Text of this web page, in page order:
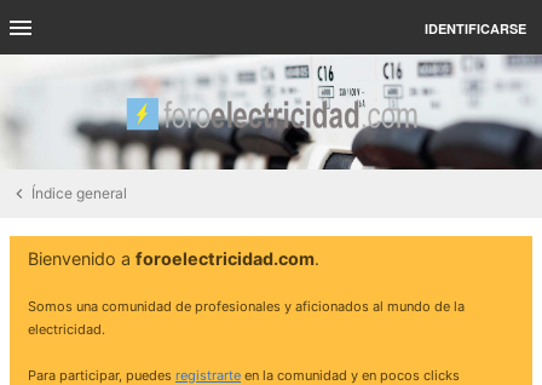
IDENTIFICARSE
Índice general
Bienvenido a foroelectricidad.com.
Somos una comunidad de profesionales y aficionados al mundo de la
electricidad.
Para participar, puedes registrarte en la comunidad y en pocos clicks